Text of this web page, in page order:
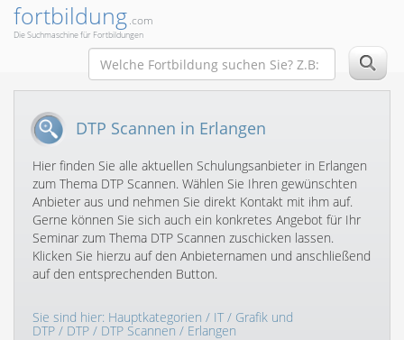
fortbildung.com
Die Suchmaschine für Fortbildungen
DTP Scannen in Erlangen
Hier finden Sie alle aktuellen Schulungsanbieter in Erlangen
zum Thema DTP Scannen. Wählen Sie Ihren gewünschten
Anbieter aus und nehmen Sie direkt Kontakt mit ihm auf.
Gerne können Sie sich auch ein konkretes Angebot für Ihr
Seminar zum Thema DTP Scannen zuschicken lassen.
Klicken Sie hierzu auf den Anbieternamen und anschließend
auf den entsprechenden Button.
Sie sind hier: Hauptkategorien / IT/ Grafik und
DTP / DTP / DTP Scannen / Erlangen